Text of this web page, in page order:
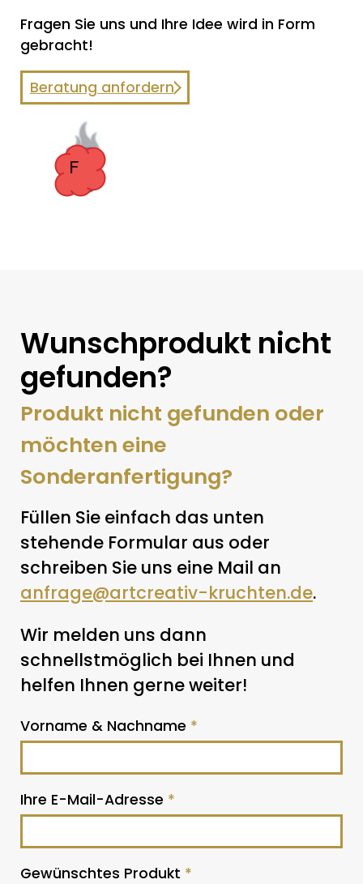
Fragen Sie uns und Ihre Idee wird in Form
gebracht!
Beratung anfordern
Wunschprodukt nicht
gefunden?
Produkt nicht gefunden oder
möchten eine
Sonderanfertigung?
Füllen Sie einfach das unten
stehende Formular aus oder
schreiben Sie uns eine Mail an
anfrage@artcreativ-kruchten.de.
Wir melden uns dann
schnellstmöglich bei Ihnen und
helfen Ihnen gerne weiter!
Vorname & Nachname *
Ihre E-Mail-Adresse *
Gewünschtes Produkt *